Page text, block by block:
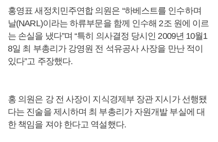
홍영표 새정치민주연합 의원은 “하베스트를 인수하며
날(NARL)이라는 하류부문을 함께 인수해 2조 원에 이르
는 손실을 냈다”며 “특히 의사결정 당시인 2009년 10월1
8일 최 부총리가 강영원 전 석유공사 사장을 만난 적이
있다”고 주장했다.
홍 의원은 강 전 사장이 지식경제부 장관 지시가 선행됐
다는 진술을 제시하며 최 부총리가 자원개발 부실에 대
한 책임을 져야 한다고 역설했다.